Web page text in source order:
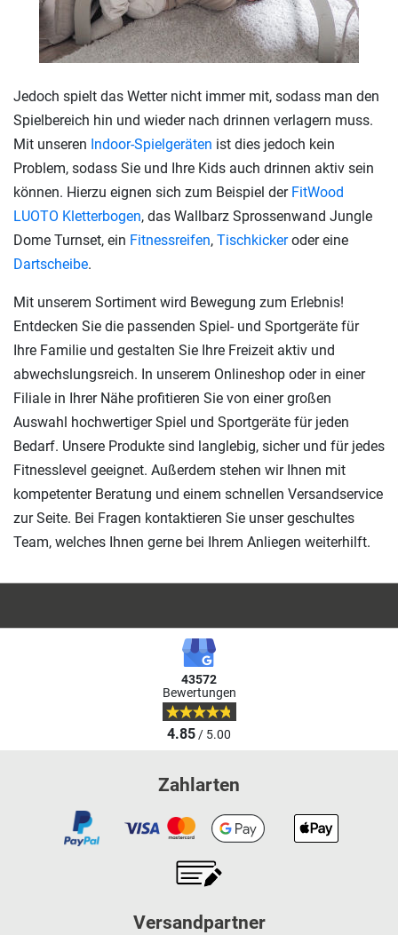
Jedoch spielt das Wetter nicht immer mit, sodass man den
Spielbereich hin und wieder nach drinnen verlagern muss.
Mit unseren Indoor-Spielgeräten ist dies jedoch kein
Problem, sodass Sie und Ihre Kids auch drinnen aktiv sein
können. Hierzu eignen sich zum Beispiel der FitWood
LUOTO Kletterbogen, das Wallbarz Sprossenwand Jungle
Dome Turnset, ein Fitnessreifen, Tischkickeroder eine
Dartscheibe.
Mit unserem Sortiment wird Bewegung zum Erlebnis!
Entdecken Sie die passenden Spiel- und Sportgeräte für
Ihre Familie und gestalten Sie Ihre Freizeit aktiv und
abwechslungsreich. In unserem Onlineshop oder in einer
Filiale in Ihrer Nähe profitieren Sie von einer großen
Auswahl hochwertiger Spiel und Sportgeräte für jeden
Bedarf. Unsere Produkte sind langlebig, sicher und für jedes
Fitnesslevel geeignet. Außerdem stehen wir Ihnen mit
kompetenter Beratung und einem schnellen Versandservice
zur Seite. Bei Fragen kontaktieren Sie unser geschultes
Team, welches Ihnen gerne bei Ihrem Anliegen weiterhilft.
43572
Bewertungen
4.85/ 5.00
Zahlarten
Versandpartner